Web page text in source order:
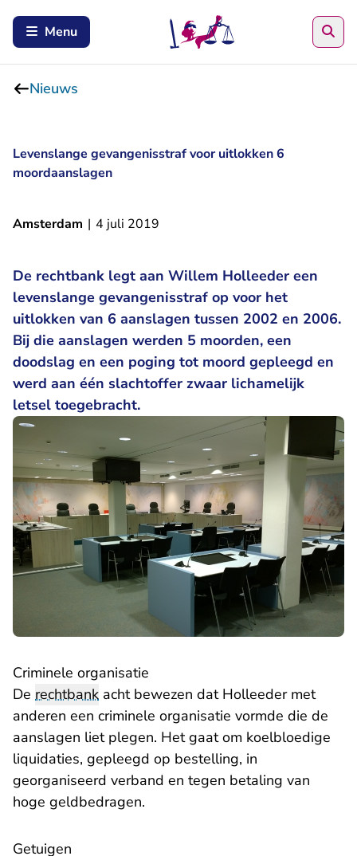
Menu
Nieuws
Levenslange gevangenisstraf voor uitlokken 6
moordaanslagen
Amsterdam | 4 juli 2019
De rechtbank legt aan Willem Holleeder een
levenslange gevangenisstraf op voor het
uitlokken van 6 aanslagen tussen 2002 en 2006.
Bij die aanslagen werden 5 moorden, een
doodslag en een poging tot moord gepleegd en
werd aan één slachtoffer zwaar lichamelijk
letsel toegebracht.
Criminele organisatie
De rechtbank acht bewezen dat Holleeder met
anderen een criminele organisatie vormde die de
aanslagen liet plegen. Het gaat om koelbloedige
liquidaties, gepleegd op bestelling, in
georganiseerd verband en tegen betaling van
hoge geldbedragen.
Getuigen